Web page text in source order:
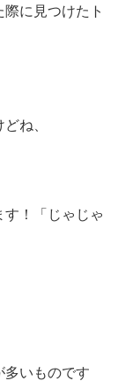
に見つけたト
ね、
！「じゃじゃ
多いものです